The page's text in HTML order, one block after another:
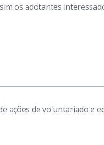
os adotantes
ações de voluntariado e